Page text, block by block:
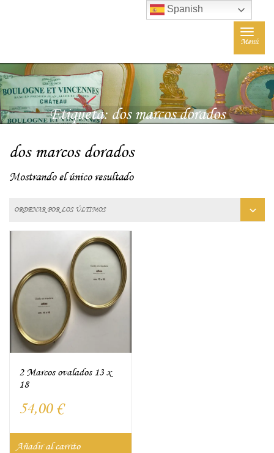
Toggle
Menú
Etiqueta: dos marcos dorados
dos marcos dorados
Mostrando el único resultado
2 Marcos ovalados 13 x
18
54,00 €
Añadir al carrito
Spanish